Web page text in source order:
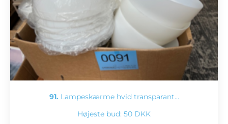
91. Lampeskærme hvid transparant…
Højeste bud: 50 DKK